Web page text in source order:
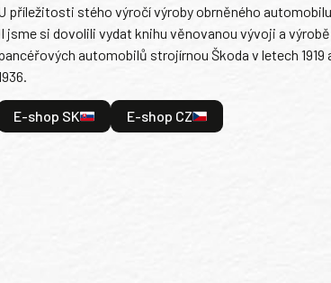
příležitosti stého výročí výroby obrněného
jsme si dovolili vydat knihu věnovanou vývoji a výrobě
automobilů strojírnou Škoda v letech 1919
E-shop SK E-shop CZ